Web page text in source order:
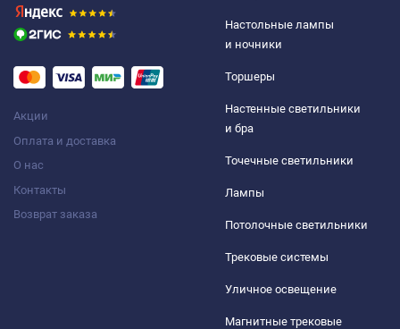
Акции
Оплата и доставка
О нас
Контакты
Возврат заказа
Настольные лампы
и ночники
Торшеры
Настенные светильники
и бра
Точечные светильники
Лампы
Потолочные светильники
Трековые системы
Уличное освещение
Магнитные трековые